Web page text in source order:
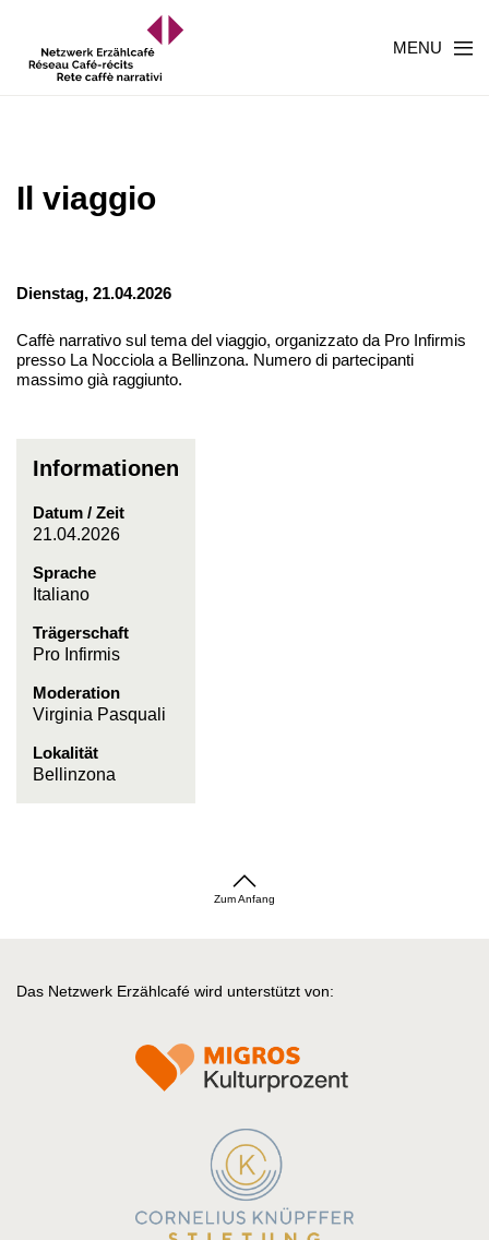
MENU
Il viaggio
Dienstag, 21.04.2026
Caffè narrativo sul tema del viaggio, organizzato da Pro Infirmis
presso La Nocciola a Bellinzona. Numero di partecipanti
massimo già raggiunto.
Informationen
Datum / Zeit
21.04.2026
Sprache
Italiano
Trägerschaft
Pro Infirmis
Moderation
Virginia Pasquali
Lokalität
Bellinzona
Zum Anfang
Das Netzwerk Erzählcafé wird unterstützt von: